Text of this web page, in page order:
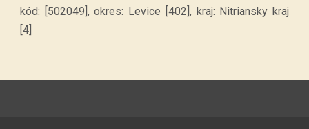
kód: [502049], okres: Levice [402], kraj: Nitriansky kraj
[4]